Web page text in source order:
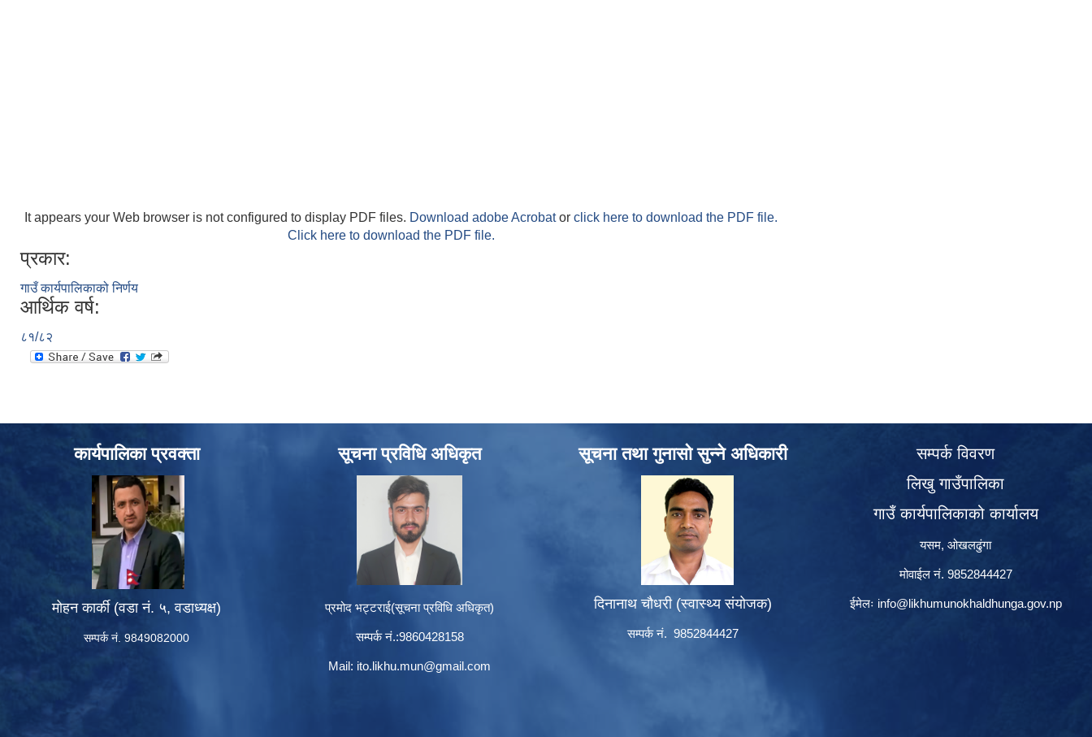
It appears your Web browser is not configured to display PDF files. Download adobe Acrobator click here to download the PDF file.
Click here to download the PDF file.
प्रकार:
गाउँ कार्यपालिकाको निर्णय
आर्थिक वर्ष:
८१/८२
कार्यपालिका प्रवक्ता
मोहन कार्की (वडा नं. ५, वडाध्यक्ष)
सम्पर्क नं. 9849082000
सूचना प्रविधि अधिकृत
प्रमोद भट्टराई(सूचना प्रविधि अधिकृत)
सम्पर्क नं.:9860428158
Mail: ito.likhu.mun@gmail.com
सूचना तथा गुनासो सुन्ने अधिकारी
दिनानाथ चौधरी (स्वास्थ्य संयोजक)
सम्पर्क नं. 9852844427
सम्पर्क विवरण
लिखु गाउँपालिका
गाउँ कार्यपालिकाको कार्यालय
यसम, ओखलढुंगा
मोवाईल नं. 9852844427
ईमेलः info@likhumunokhaldhunga.gov.np